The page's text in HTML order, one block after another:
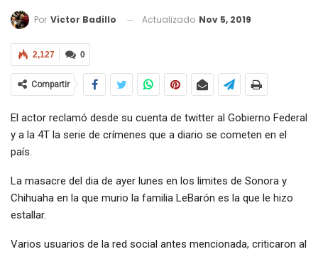
Por Victor Badillo Actualizado Nov 5, 2019
0
2,127
Compartir
El actor reclamó desde su cuenta de twitter al Gobierno Federal
y a la 4T la serie de crímenes que a diario se cometen en el
país.
La masacre del dia de ayer lunes en los limites de Sonora y
Chihuaha en la que murio la familia LeBarón es la que le hizo
estallar.
Varios usuarios de la red social antes mencionada, criticaron al